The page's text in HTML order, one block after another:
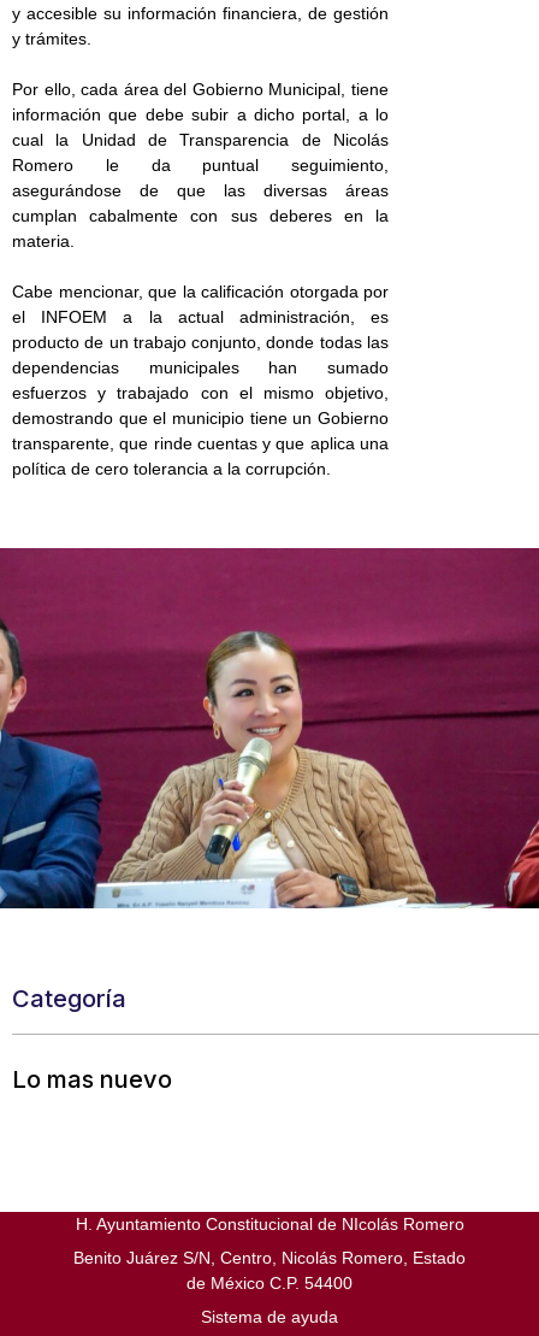
y accesible su información financiera, de gestión
y trámites.
Por ello, cada área del Gobierno Municipal, tiene
información que debe subir a dicho portal, a lo
cual la Unidad de Transparencia de Nicolás
Romero le da puntual seguimiento,
asegurándose de que las diversas áreas
cumplan cabalmente con sus deberes en la
materia.
Cabe mencionar, que la calificación otorgada por
el INFOEM a la actual administración, es
producto de un trabajo conjunto, donde todas las
dependencias municipales han sumado
esfuerzos y trabajado con el mismo objetivo,
demostrando que el municipio tiene un Gobierno
transparente, que rinde cuentas y que aplica una
política de cero tolerancia a la corrupción.
Categoría
Lo mas nuevo
H. Ayuntamiento Constitucional de NIcolás Romero
Benito Juárez S/N, Centro, Nicolás Romero, Estado
de México C.P. 54400
Sistema de ayuda